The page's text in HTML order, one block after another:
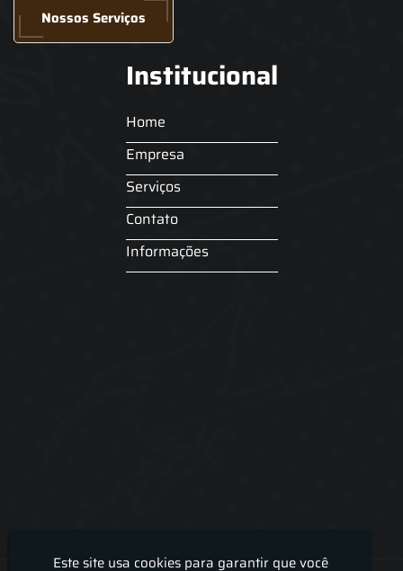
Nossos Serviços
Institucional
Home
Empresa
Serviços
Contato
Informações
Este site usa cookies para garantir que você